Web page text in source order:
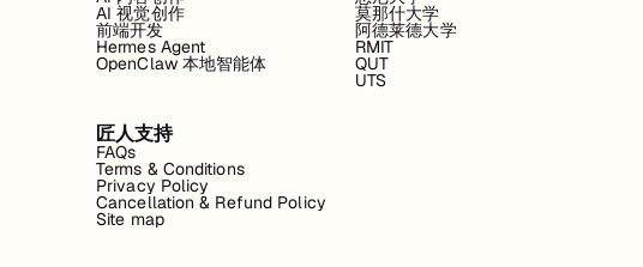
AI 视觉创作
前端开发
Hermes Agent
OpenClaw 本地智能体
莫那什大学
阿德莱德大学
RMIT
QUT
UTS
匠人支持
FAQs
Terms & Conditions
Privacy Policy
Cancellation & Refund Policy
Site map